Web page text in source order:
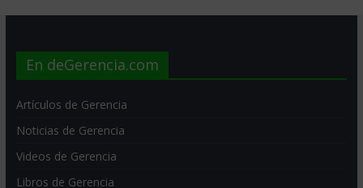
En deGerencia.com
Artículos de Gerencia
Noticias de Gerencia
Videos de Gerencia
Libros de Gerencia